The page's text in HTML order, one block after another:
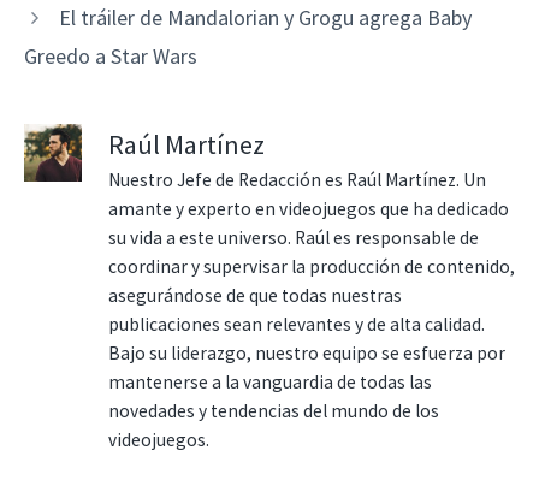
El tráiler de Mandalorian y Grogu agrega Baby
Greedo a Star Wars
Raúl Martínez
Nuestro Jefe de Redacción es Raúl Martínez. Un
amante y experto en videojuegos que ha dedicado
su vida a este universo. Raúl es responsable de
coordinar y supervisar la producción de contenido,
asegurándose de que todas nuestras
publicaciones sean relevantes y de alta calidad.
Bajo su liderazgo, nuestro equipo se esfuerza por
mantenerse a la vanguardia de todas las
novedades y tendencias del mundo de los
videojuegos.